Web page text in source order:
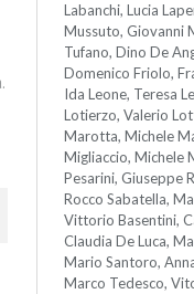
Labanchi, Lucia
Mussuto, Giovanni
Tufano, Dino De
Domenico Friolo,
Ida Leone, Teresa
Lotierzo, Valerio
Marotta, Michele
Migliaccio, Michele
Pesarini, Giuseppe
Rocco Sabatella,
Vittorio Basentini,
Claudia De Luca,
Mario Santoro,
Marco Tedesco,